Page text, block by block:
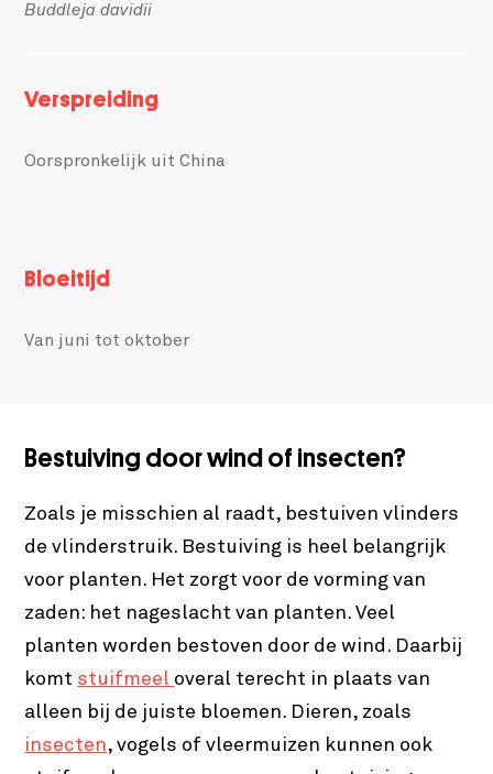
Buddleja davidii
Verspreiding
Oorspronkelijk uit China
Bloeitijd
Van juni tot oktober
Bestuiving door wind of insecten?
Zoals je misschien al raadt, bestuiven vlinders
de vlinderstruik. Bestuiving is heel belangrijk
voor planten. Het zorgt voor de vorming van
zaden: het nageslacht van planten. Veel
planten worden bestoven door de wind. Daarbij
komt stuifmeel overal terecht in plaats van
alleen bij de juiste bloemen. Dieren, zoals
insecten, vogels of vleermuizen kunnen ook